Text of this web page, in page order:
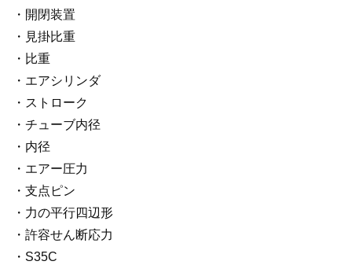
・開閉装置
・見掛比重
・比重
・エアシリンダ
・ストローク
・チューブ内径
・内径
・エアー圧力
・支点ピン
・力の平行四辺形
・許容せん断応力
・S35C